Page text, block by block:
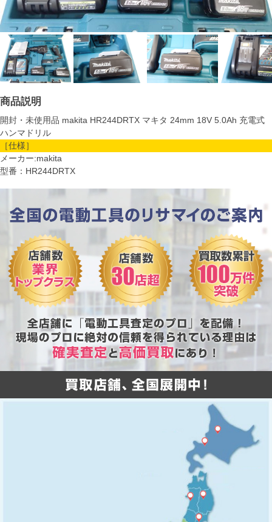
商品説明
開封・未使用品 makita HR244DRTX マキタ 24mm 18V 5.0Ah 充電式
ハンマドリル
［仕様］
メーカー:makita
型番：HR244DRTX